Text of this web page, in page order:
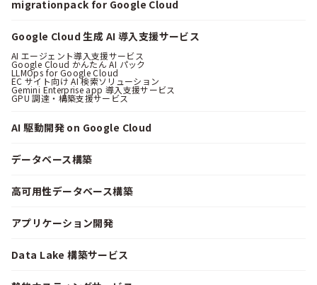
migrationpack for Google Cloud
Google Cloud 生成 AI 導入支援サービス
AI エージェント導入支援サービス
Google Cloud かんたん AI パック
LLMOps for Google Cloud
EC サイト向け AI 検索ソリューション
Gemini Enterprise app 導入支援サービス
GPU 調達・構築支援サービス
AI 駆動開発 on Google Cloud
データベース構築
高可用性データベース構築
アプリケーション開発
Data Lake 構築サービス